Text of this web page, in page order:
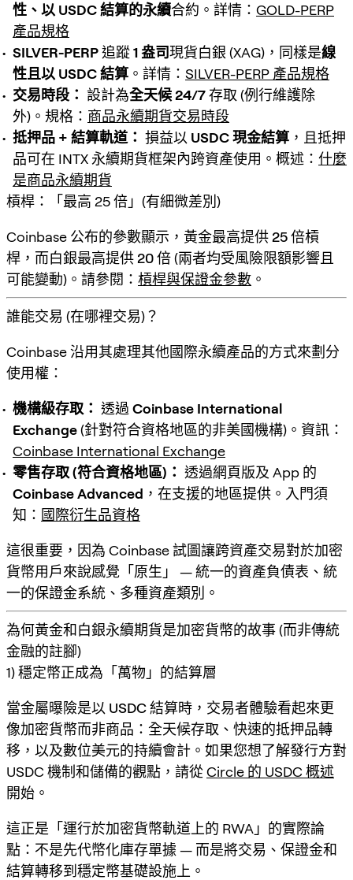
性、以 USDC 結算的永續合約。詳情： GOLD-PERP
產品規格
SILVER-PERP追蹤1 盎司現貨白銀 (XAG)，同樣是線
性且以 USDC 結算 。詳情： SILVER-PERP 產品規格
交易時段： 設計為全天候 24/7存取 (例行維護除
外)。規格： 商品永續期貨交易時段
抵押品 + 結算軌道： 損益以 USDC 現金結算 ，且抵押
品可在 INTX 永續期貨框架內跨資產使用。概述： 什麼
是商品永續期貨
槓桿：「最高 25 倍」(有細微差別)
Coinbase 公布的參數顯示， 黃金最高提供 25 倍槓
桿 ，而白銀最高提供 20 倍(兩者均受風險限額影響且
可能變動)。請參閱： 槓桿與保證金參數 。
誰能交易 (在哪裡交易)？
Coinbase 沿用其處理其他國際永續產品的方式來劃分
使用權：
機構級存取： 透過 Coinbase International
Exchange(針對符合資格地區的非美國機構)。資訊：
Coinbase International Exchange
零售存取 (符合資格地區)： 透過網頁版及 App 的
Coinbase Advanced ，在支援的地區提供。入門須
知： 國際衍生品資格
這很重要，因為 Coinbase 試圖讓跨資產交易對於加密
貨幣用戶來說感覺「原生」 — 統一的資產負債表、統
一的保證金系統、多種資產類別。
為何黃金和白銀永續期貨是加密貨幣的故事 (而非傳統
金融的註腳)
1) 穩定幣正成為「萬物」的結算層
當金屬曝險是以 USDC 結算時，交易者體驗看起來更
像加密貨幣而非商品：全天候存取、快速的抵押品轉
移，以及數位美元的持續會計。如果您想了解發行方對
USDC 機制和儲備的觀點，請從Circle 的 USDC 概述
開始。
這正是「運行於加密貨幣軌道上的 RWA」的實際論
點：不是先代幣化庫存單據 — 而是將交易、保證金和
結算轉移到穩定幣基礎設施上。